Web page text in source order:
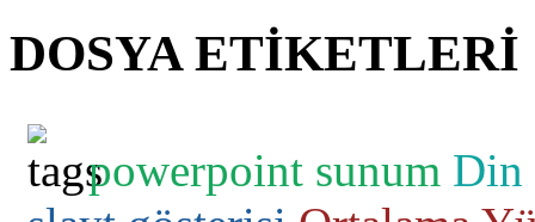
DOSYA ETİKETLERİ
powerpoint sunum Din